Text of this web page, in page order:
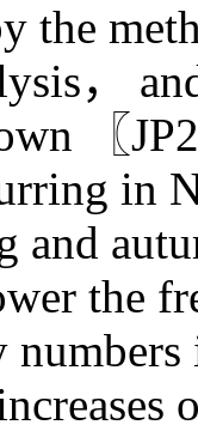
the
，
〖
in
and
the